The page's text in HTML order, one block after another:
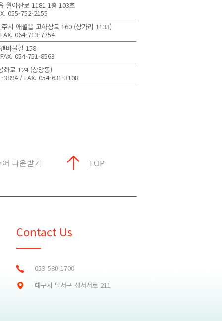
월아산로 1181 1층 103호
055-752-2155
시 애월읍 고하상로 160 (상가리 1133)
064-713-7754
버불길 158
054-751-8563
화로 124 (상망동)
3894 / FAX. 054-631-3108
Contact Us
053-580-1700
대구시 달서구 성서서로 211
다운받기 TOP